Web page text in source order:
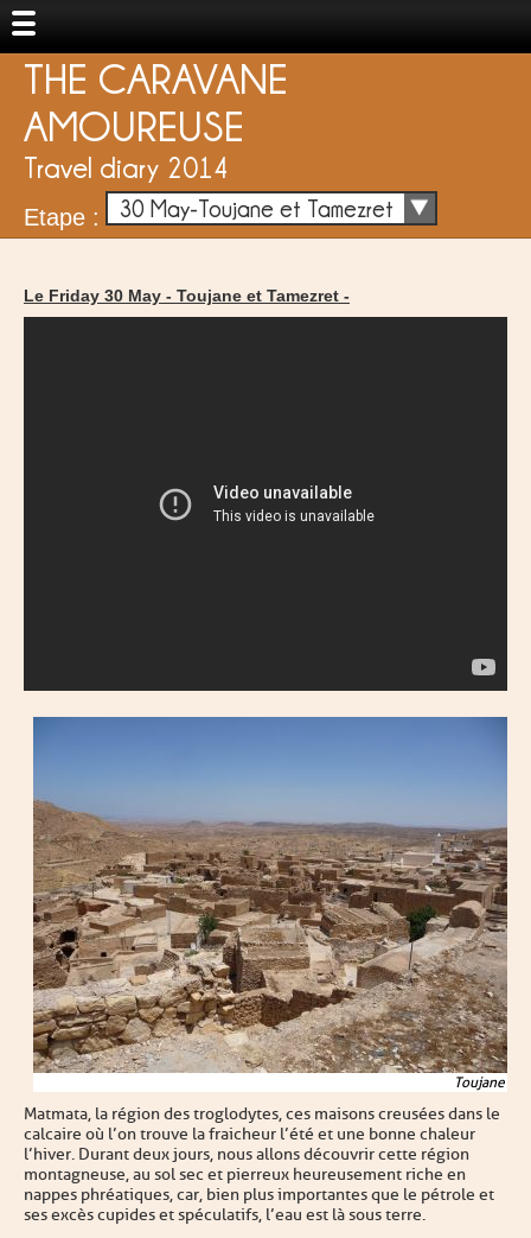
THE CARAVANE
AMOUREUSE
Travel diary 2014
Etape : 30 May-Toujane et Tamezret
Le Friday 30 May - Toujane et Tamezret -
Toujane
Matmata, la région des troglodytes, ces maisons creusées dans le
calcaire où l’on trouve la fraicheur l’été et une bonne chaleur
l’hiver. Durant deux jours, nous allons découvrir cette région
montagneuse, au sol sec et pierreux heureusement riche en
nappes phréatiques, car, bien plus importantes que le pétrole et
ses excès cupides et spéculatifs, l’eau est là sous terre.